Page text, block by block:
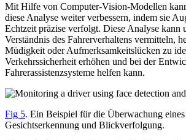
Mit Hilfe von Computer-Vision-Modellen
diese Analyse weiter verbessern, indem sie
Echtzeit präzise verfolgt. Diese Analyse kann
Verständnis des Fahrerverhaltens vermitteln,
Müdigkeit oder Aufmerksamkeitslücken zu
Verkehrssicherheit erhöhen und bei der
Fahrerassistenzsysteme helfen kann.
Fig 5. Ein Beispiel für die Überwachung
Gesichtserkennung und Blickverfolgung.